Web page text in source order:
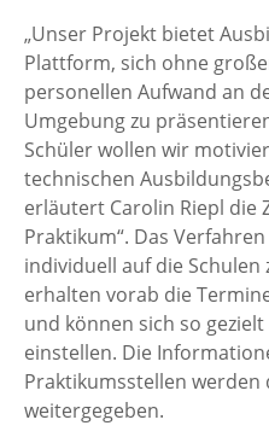
„Unser Projekt bietet
Plattform, sich ohne
personellen Aufwand an
Umgebung zu
Schüler wollen wir
technischen
erläutert Carolin Riepl die
Praktikum“. Das
individuell auf die
erhalten vorab die
und können sich so
einstellen. Die
Praktikumsstellen werden
weitergegeben.